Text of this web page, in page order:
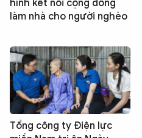
hình kết nối cộng đồng
làm nhà cho người nghèo
Tổng công ty Điện lực